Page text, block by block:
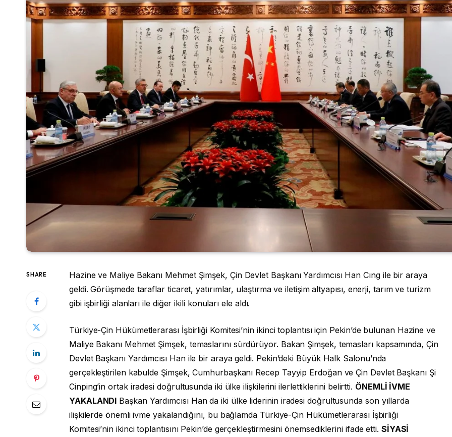
SHARE
Hazine ve Maliye Bakanı Mehmet Şimşek, Çin Devlet Başkanı Yardımcısı Han Cıng ile bir araya
geldi. Görüşmede taraflar ticaret, yatırımlar, ulaştırma ve iletişim altyapısı, enerji, tarım ve turizm
gibi işbirliği alanları ile diğer ikili konuları ele aldı.
Türkiye-Çin Hükümetlerarası İşbirliği Komitesi’nin ikinci toplantısı için Pekin’de bulunan Hazine ve
Maliye Bakanı Mehmet Şimşek, temaslarını sürdürüyor. Bakan Şimşek, temasları kapsamında, Çin
Devlet Başkanı Yardımcısı Han ile bir araya geldi. Pekin’deki Büyük Halk Salonu’nda
gerçekleştirilen kabulde Şimşek, Cumhurbaşkanı Recep Tayyip Erdoğan ve Çin Devlet Başkanı Şi
Cinping’in ortak iradesi doğrultusunda iki ülke ilişkilerini ilerlettiklerini belirtti. ÖNEMLİ İVME
YAKALANDI Başkan Yardımcısı Han da iki ülke liderinin iradesi doğrultusunda son yıllarda
ilişkilerde önemli ivme yakalandığını, bu bağlamda Türkiye-Çin Hükümetlerarası İşbirliği
Komitesi’nin ikinci toplantısını Pekin’de gerçekleştirmesini önemsediklerini ifade etti. SİYASİ